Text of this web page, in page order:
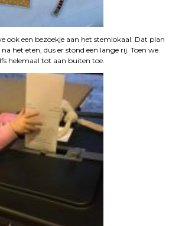
ook een bezoekje aan het stemlokaal. Dat plan
het eten, dus er stond een lange rij. Toen we
helemaal tot aan buiten toe.